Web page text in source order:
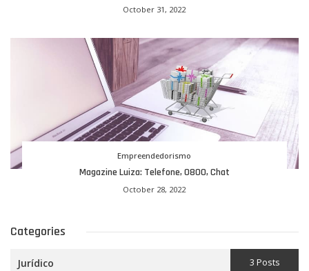
October 31, 2022
Empreendedorismo
Magazine Luiza: Telefone, 0800, Chat
October 28, 2022
Categories
Jurídico 3 Posts